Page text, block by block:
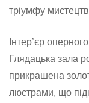
тріумфу
Інтер’єр
Глядацька зала
прикрашена
люстрами, що